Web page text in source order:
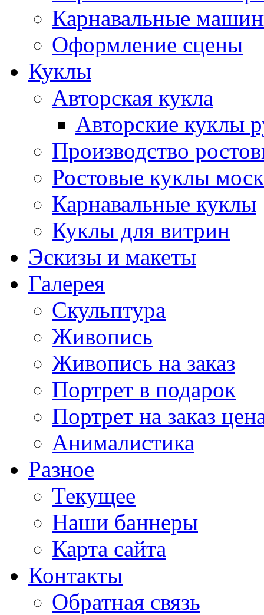
Карнавальные
Оформление сцены
Куклы
Авторская кукла
Авторские куклы
Производство
Ростовые куклы
Карнавальные куклы
Куклы для витрин
Эскизы и макеты
Галерея
Скульптура
Живопись
Живопись на заказ
Портрет в подарок
Портрет на заказ
Анималистика
Разное
Текущее
Наши баннеры
Карта сайта
Контакты
Обратная связь